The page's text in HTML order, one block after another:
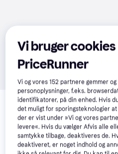
Relaterede
Se vores forslag til andre
interesser.
Vis alle
Vi bruger cookies
PriceRunner
Vi og vores152 partnere gemmer og
personoplysninger, f.eks.
identifikatorer, på din enhed. Hvis
det muligt for sporingsteknologier
der er vist under »Vi og vores
levere«. Hvis du vælger Afvis alle
samtykke tilbage, deaktiveres de.
deaktiveret, er noget indhold og